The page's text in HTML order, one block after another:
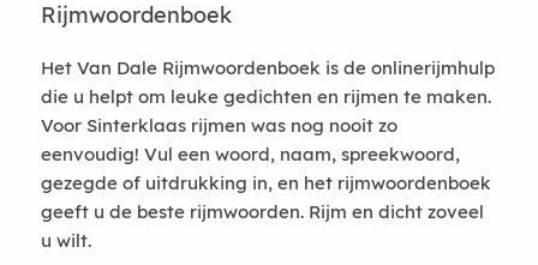
Rijmwoordenboek
Het Van Dale Rijmwoordenboek is de onlinerijmhulp
die u helpt om leuke gedichten en rijmen te maken.
Voor Sinterklaas rijmen was nog nooit zo
eenvoudig! Vul een woord, naam, spreekwoord,
gezegde of uitdrukking in, en het rijmwoordenboek
geeft u de beste rijmwoorden. Rijm en dicht zoveel
u wilt.